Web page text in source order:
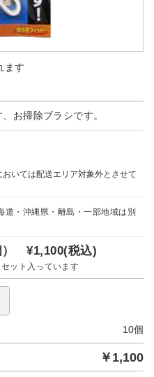
ます
お掃除ブラシです。
いては配送エリア対象外とさせて
道・沖縄県・離島・一部地域は別
）¥1,100(税込)
セット入っています
10個
￥ 1,100